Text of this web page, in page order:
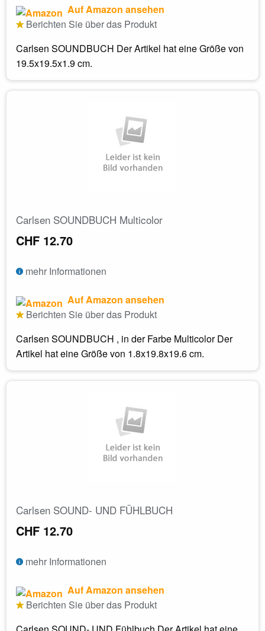
Auf Amazon ansehen
Berichten Sie über das Produkt
Carlsen SOUNDBUCH Der Artikel hat eine Größe von
19.5x19.5x1.9 cm.
Carlsen SOUNDBUCH Multicolor
CHF 12.70
mehr Informationen
Auf Amazon ansehen
Berichten Sie über das Produkt
Carlsen SOUNDBUCH , in der Farbe Multicolor Der
Artikel hat eine Größe von 1.8x19.8x19.6 cm.
Carlsen SOUND- UND FÜHLBUCH
CHF 12.70
mehr Informationen
Auf Amazon ansehen
Berichten Sie über das Produkt